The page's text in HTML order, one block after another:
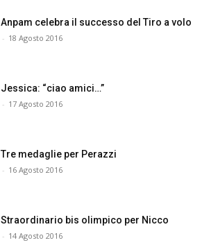
Anpam celebra il successo del Tiro a volo
- 18 Agosto 2016
Jessica: “ciao amici…”
- 17 Agosto 2016
Tre medaglie per Perazzi
- 16 Agosto 2016
Straordinario bis olimpico per Nicco
- 14 Agosto 2016